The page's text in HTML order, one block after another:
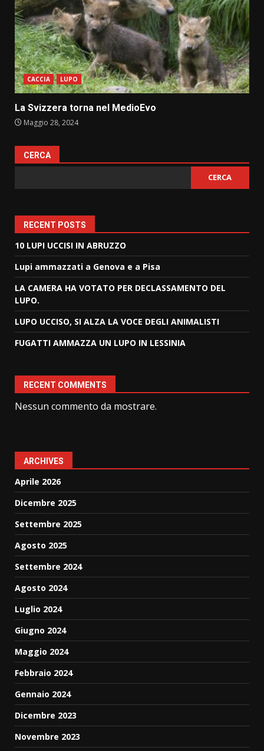
CACCIA LUPO
La Svizzera torna nel MedioEvo
Maggio 28, 2024
CERCA
CERCA
RECENT POSTS
10 LUPI UCCISI IN ABRUZZO
Lupi ammazzati a Genova e a Pisa
LA CAMERA HA VOTATO PER DECLASSAMENTO DEL
LUPO.
LUPO UCCISO, SI ALZA LA VOCE DEGLI ANIMALISTI
FUGATTI AMMAZZA UN LUPO IN LESSINIA
RECENT COMMENTS
Nessun commento da mostrare.
ARCHIVES
Aprile 2026
Dicembre 2025
Settembre 2025
Agosto 2025
Settembre 2024
Agosto 2024
Luglio 2024
Giugno 2024
Maggio 2024
Febbraio 2024
Gennaio 2024
Dicembre 2023
Novembre 2023